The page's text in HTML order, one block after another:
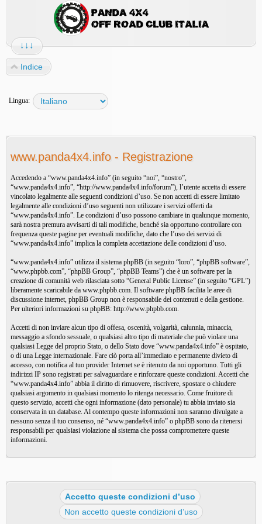
↓↓↓
Indice
Lingua:
www.panda4x4.info - Registrazione
Accedendo a “www.panda4x4.info” (in seguito “noi”, “nostro”,
“www.panda4x4.info”, “http://www.panda4x4.info/forum”), l’utente accetta di essere
vincolato legalmente alle seguenti condizioni d’uso. Se non accetti di essere limitato
legalmente alle condizioni d’uso seguenti non utilizzare i servizi offerti da
“www.panda4x4.info”. Le condizioni d’uso possono cambiare in qualunque momento,
sarà nostra premura avvisarti di tali modifiche, benché sia opportuno controllare con
frequenza queste pagine per eventuali modifiche, dato che l’uso dei servizi di
“www.panda4x4.info” implica la completa accettazione delle condizioni d’uso.
“www.panda4x4.info” utilizza il sistema phpBB (in seguito “loro”, “phpBB software”,
“www.phpbb.com”, “phpBB Group”, “phpBB Teams”) che è un software per la
creazione di comunità web rilasciata sotto “General Public License” (in seguito “GPL”)
liberamente scaricabile da www.phpbb.com. Il software phpBB facilita le aree di
discussione internet, phpBB Group non è responsabile dei contenuti e della gestione.
Per ulteriori informazioni su phpBB: http://www.phpbb.com.
Accetti di non inviare alcun tipo di offesa, oscenità, volgarità, calunnia, minaccia,
messaggio a sfondo sessuale, o qualsiasi altro tipo di materiale che può violare una
qualsiasi Legge del proprio Stato, o dello Stato dove “www.panda4x4.info” è ospitato,
o di una Legge internazionale. Fare ciò porta all’immediato e permanente divieto di
accesso, con notifica al tuo provider Internet se è ritenuto da noi opportuno. Tutti gli
indirizzi IP sono registrati per salvaguardare e rinforzare queste condizioni. Accetti che
“www.panda4x4.info” abbia il diritto di rimuovere, riscrivere, spostare o chiudere
qualsiasi argomento in qualsiasi momento lo ritenga necessario. Come fruitore di
questo servizio, accetti che ogni informazione (dato personale) tu abbia inviato sia
conservata in un database. Al contempo queste informazioni non saranno divulgate a
nessuno senza il tuo consenso, né “www.panda4x4.info” o phpBB sono da ritenersi
responsabili per qualsiasi violazione al sistema che possa compromettere queste
informazioni.